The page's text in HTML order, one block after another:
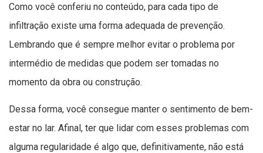
Como você conferiu no conteúdo, para cada tipo de
infiltração existe uma forma adequada de prevenção.
Lembrando que é sempre melhor evitar o problema por
intermédio de medidas que podem ser tomadas no
momento da obra ou construção.
Dessa forma, você consegue manter o sentimento de bem-
estar no lar. Afinal, ter que lidar com esses problemas com
alguma regularidade é algo que, definitivamente, não está